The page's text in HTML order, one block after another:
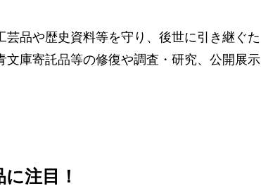
品や歴史資料等を守り、後世に引き継ぐた
庫寄託品等の修復や調査・研究、公開展示
注目！